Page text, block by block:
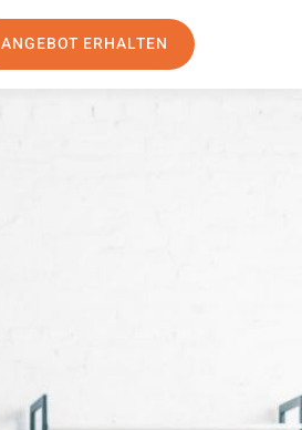
ANGEBOT ERHALTEN